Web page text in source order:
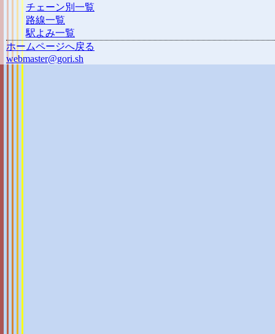
チェーン別一覧
路線一覧
駅よみ一覧
ホームページへ戻る
webmaster@gori.sh